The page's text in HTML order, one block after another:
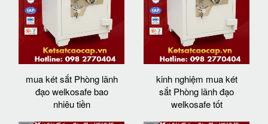
mua két sắt Phòng lãnh
đạo welkosafe bao
nhiêu tiền
kinh nghiệm mua két
sắt Phòng lãnh đạo
welkosafe tốt